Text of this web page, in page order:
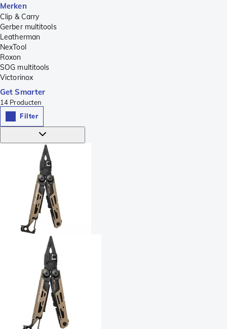
Merken
Clip & Carry
Gerber multitools
Leatherman
NexTool
Roxon
SOG multitools
Victorinox
Get Smarter
14 Producten
Filter